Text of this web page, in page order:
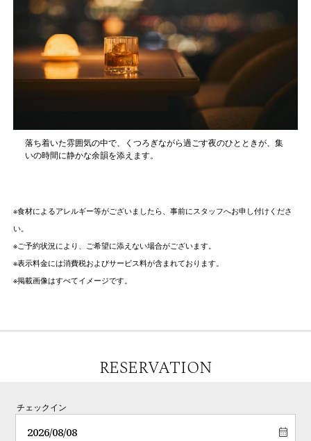
落ち着いた雰囲気の中で、くつろぎながら過ごす夜のひとときが、集
いの時間に静かな余韻を添えます。
※食材によるアレルギー等がございましたら、事前にスタッフへお申し付けくださ
い。
※ご予約状況により、ご希望に添えない場合がございます。
※表示料金には消費税およびサービス料が含まれております。
※掲載画像はすべてイメージです。
RESERVATION
チェックイン